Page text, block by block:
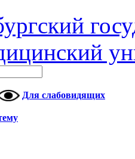
Для слабовидящих